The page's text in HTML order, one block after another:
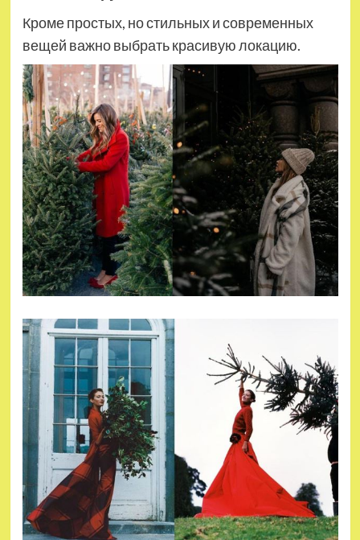
Кроме простых, но стильных и современных
вещей важно выбрать красивую локацию.